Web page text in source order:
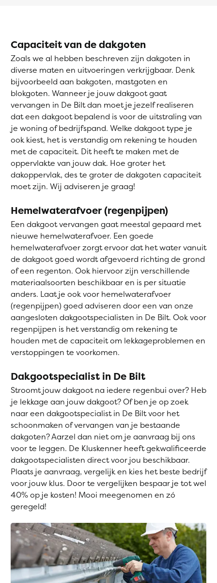
Capaciteit van de dakgoten
Zoals we al hebben beschreven zijn dakgoten in
diverse maten en uitvoeringen verkrijgbaar. Denk
bijvoorbeeld aan bakgoten, mastgoten en
blokgoten. Wanneer je jouw dakgoot gaat
vervangen in De Bilt dan moet je jezelf realiseren
dat een dakgoot bepalend is voor de uitstraling van
je woning of bedrijfspand. Welke dakgoot type je
ook kiest, het is verstandig om rekening te houden
met de capaciteit. Dit heeft te maken met de
oppervlakte van jouw dak. Hoe groter het
dakoppervlak, des te groter de dakgoten capaciteit
moet zijn. Wij adviseren je graag!
Hemelwaterafvoer (regenpijpen)
Een dakgoot vervangen gaat meestal gepaard met
nieuwe hemelwaterafvoer. Een goede
hemelwaterafvoer zorgt ervoor dat het water vanuit
de dakgoot goed wordt afgevoerd richting de grond
of een regenton. Ook hiervoor zijn verschillende
materiaalsoorten beschikbaar en is per situatie
anders. Laat je ook voor hemelwaterafvoer
(regenpijpen) goed adviseren door een van onze
aangesloten dakgootspecialisten in De Bilt. Ook voor
regenpijpen is het verstandig om rekening te
houden met de capaciteit om lekkageproblemen en
verstoppingen te voorkomen.
Dakgootspecialist in De Bilt
Stroomt jouw dakgoot na iedere regenbui over? Heb
je lekkage aan jouw dakgoot? Of ben je op zoek
naar een dakgootspecialist in De Bilt voor het
schoonmaken of vervangen van je bestaande
dakgoten? Aarzel dan niet om je aanvraag bij ons
voor te leggen. De Kluskenner heeft gekwalificeerde
dakgootspecialisten direct voor jou beschikbaar.
Plaats je aanvraag, vergelijk en kies het beste bedrijf
voor jouw klus. Door te vergelijken bespaar je tot wel
40% op je kosten! Mooi meegenomen en zó
geregeld!